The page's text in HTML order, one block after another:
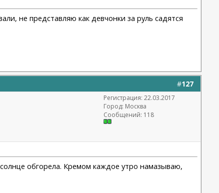
не представляю как девчонки за руль садятся
#127
Регистрация: 22.03.2017
Город: Москва
Сообщений: 118
обгорела. Кремом каждое утро намазываю,